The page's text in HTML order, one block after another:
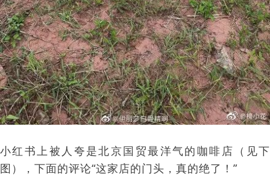
小红书上被人夸是北京国贸最洋气的咖啡店（见下
图），下面的评论“这家店的门头，真的绝了！”